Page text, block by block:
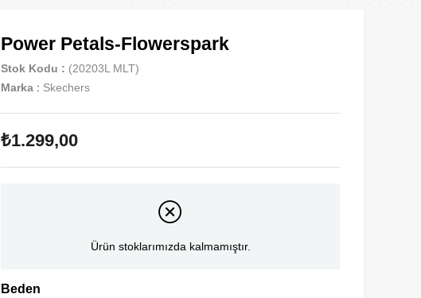
Power Petals-Flowerspark
Stok Kodu
(20203L MLT)
Marka : Skechers
₺1.299,00
Ürün stoklarımızda kalmamıştır.
Beden